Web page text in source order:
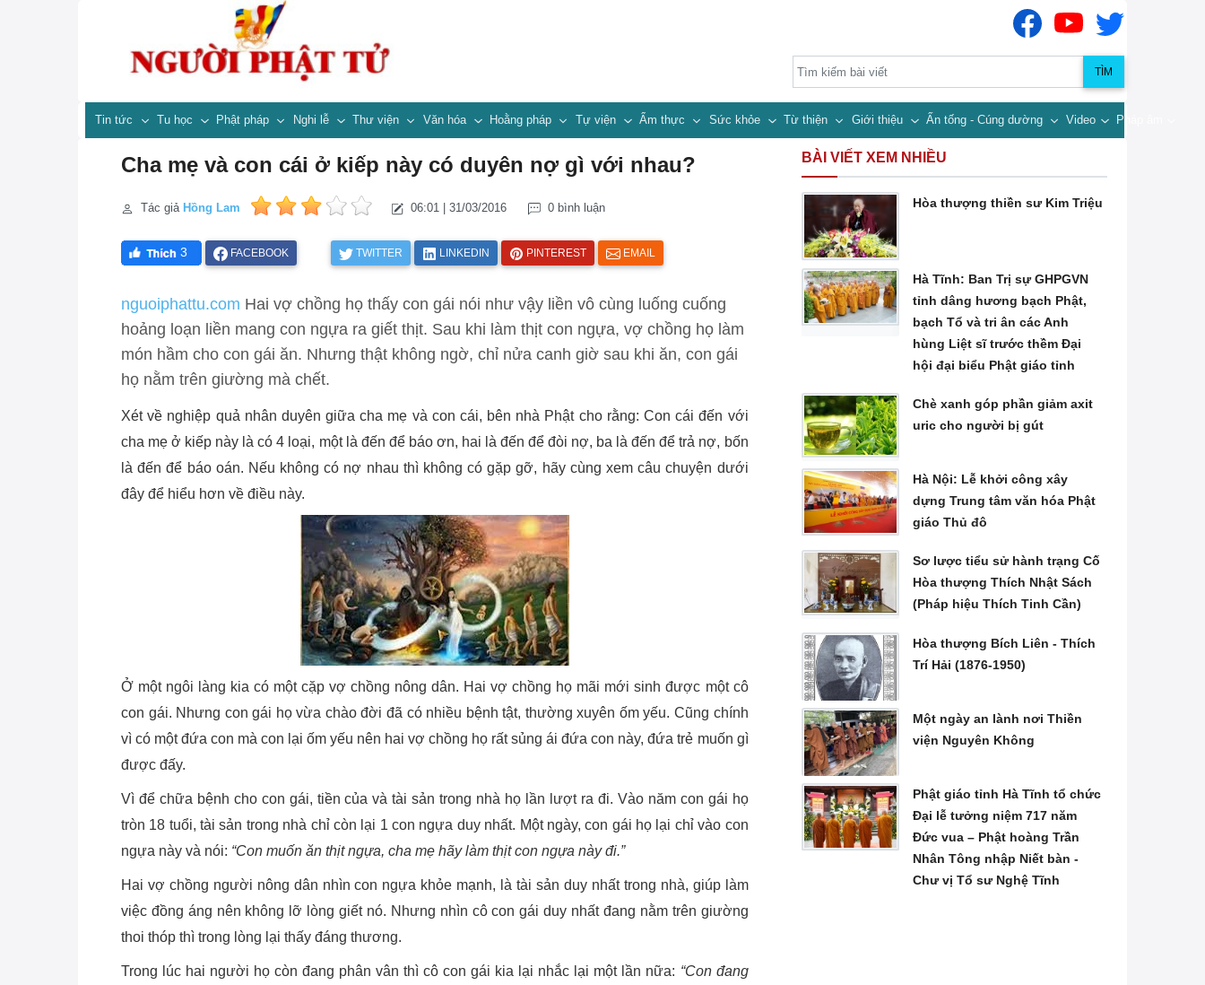
TÌM
Tin tức Tu học Phật pháp Nghi lễ Thư viện Văn hóa Hoằng pháp Tự viện Ẩm thực Sức khỏe Từ thiện Giới thiệu Ấn tống - Cúng dường Video Pháp âm
Cha mẹ và con cái ở kiếp này có duyên nợ gì với nhau?
Tác giả Hồng Lam 06:01 | 31/03/2016 0 bình luận
3 FACEBOOK TWITTER LINKEDIN PINTEREST EMAIL
nguoiphattu.com Hai vợ chồng họ thấy con gái nói như vậy liền vô cùng luống cuống
hoảng loạn liền mang con ngựa ra giết thịt. Sau khi làm thịt con ngựa, vợ chồng họ làm
món hầm cho con gái ăn. Nhưng thật không ngờ, chỉ nửa canh giờ sau khi ăn, con gái
họ nằm trên giường mà chết.
Xét về nghiệp quả nhân duyên giữa cha mẹ và con cái, bên nhà Phật cho rằng: Con cái đến với
cha mẹ ở kiếp này là có 4 loại, một là đến để báo ơn, hai là đến để đòi nợ, ba là đến để trả nợ, bốn
là đến để báo oán. Nếu không có nợ nhau thì không có gặp gỡ, hãy cùng xem câu chuyện dưới
đây để hiểu hơn về điều này.
Ở một ngôi làng kia có một cặp vợ chồng nông dân. Hai vợ chồng họ mãi mới sinh được một cô
con gái. Nhưng con gái họ vừa chào đời đã có nhiều bệnh tật, thường xuyên ốm yếu. Cũng chính
vì có một đứa con mà con lại ốm yếu nên hai vợ chồng họ rất sủng ái đứa con này, đứa trẻ muốn gì
được đấy.
Vì để chữa bệnh cho con gái, tiền của và tài sản trong nhà họ lần lượt ra đi. Vào năm con gái họ
tròn 18 tuổi, tài sản trong nhà chỉ còn lại 1 con ngựa duy nhất. Một ngày, con gái họ lại chỉ vào con
ngựa này và nói: “Con muốn ăn thịt ngựa, cha mẹ hãy làm thịt con ngựa này đi.”
Hai vợ chồng người nông dân nhìn con ngựa khỏe mạnh, là tài sản duy nhất trong nhà, giúp làm
việc đồng áng nên không lỡ lòng giết nó. Nhưng nhìn cô con gái duy nhất đang nằm trên giường
thoi thóp thì trong lòng lại thấy đáng thương.
Trong lúc hai người họ còn đang phân vân thì cô con gái kia lại nhắc lại một lần nữa: “Con đang
BÀI VIẾT XEM NHIỀU
Hòa thượng thiền sư Kim Triệu
Hà Tĩnh: Ban Trị sự GHPGVN
tỉnh dâng hương bạch Phật,
bạch Tổ và tri ân các Anh
hùng Liệt sĩ trước thềm Đại
hội đại biểu Phật giáo tỉnh
Chè xanh góp phần giảm axit
uric cho người bị gút
Hà Nội: Lễ khởi công xây
dựng Trung tâm văn hóa Phật
giáo Thủ đô
Sơ lược tiểu sử hành trạng Cố
Hòa thượng Thích Nhật Sách
(Pháp hiệu Thích Tinh Cần)
Hòa thượng Bích Liên - Thích
Trí Hải (1876-1950)
Một ngày an lành nơi Thiền
viện Nguyên Không
Phật giáo tỉnh Hà Tĩnh tổ chức
Đại lễ tưởng niệm 717 năm
Đức vua – Phật hoàng Trần
Nhân Tông nhập Niết bàn -
Chư vị Tổ sư Nghệ Tĩnh